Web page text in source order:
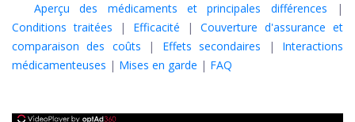
Aperçu des médicaments et principales différences |
Conditions traitées | Efficacité | Couverture d'assurance et
comparaison des coûts | Effets secondaires | Interactions
médicamenteuses | Mises en garde | FAQ